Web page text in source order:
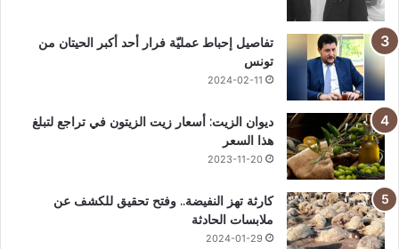
تفاصيل إحباط عمليّة فرار أحد أكبر الحيتان من
تونس
2024-02-11
ديوان الزيت: أسعار زيت الزيتون في تراجع لتبلغ
هذا السعر
2023-11-20
كارثة تهز النفيضة.. وفتح تحقيق للكشف عن
ملابسات الحادثة
2024-01-29